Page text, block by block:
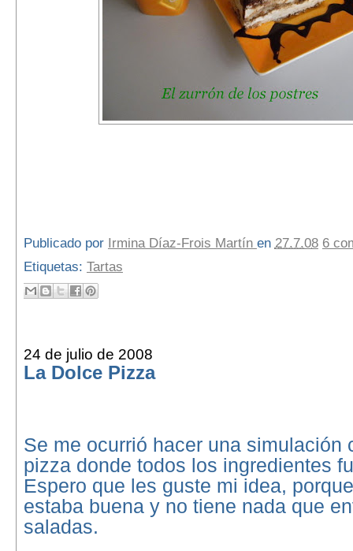
Publicado por Irmina Díaz-Frois Martín en 27.7.08 6
Etiquetas: Tartas
24 de julio de 2008
La Dolce Pizza
Se me ocurrió hacer una simulación
pizza donde todos los ingredientes
Espero que les guste mi idea,
estaba buena y no tiene nada que
saladas.